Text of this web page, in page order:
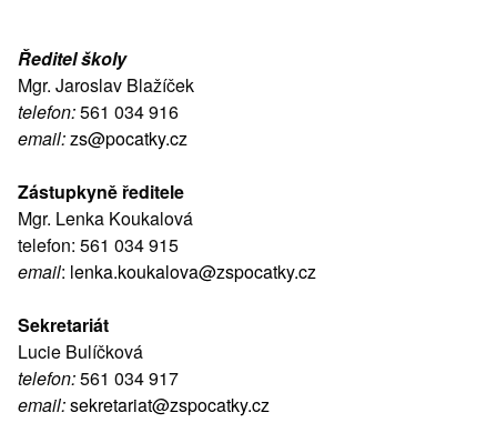
Ředitel školy
Mgr. Jaroslav Blažíček
telefon:561 034 916
email:zs@pocatky.cz
Zástupkyně ředitele
Mgr. Lenka Koukalová
telefon: 561 034 915
email: lenka.koukalova@zspocatky.cz
Sekretariát
Lucie Bulíčková
telefon:561 034 917
email:sekretariat@zspocatky.cz